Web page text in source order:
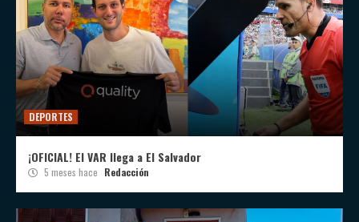
DEPORTES
¡OFICIAL! El VAR llega a El Salvador
5 meses hace Redacción